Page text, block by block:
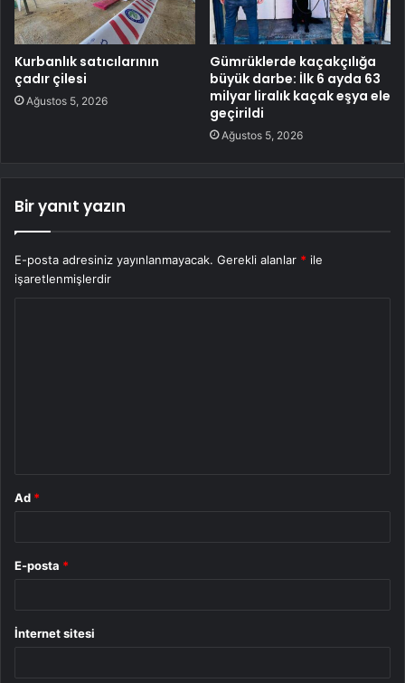
Kurbanlık satıcılarının
çadır çilesi
Ağustos 5, 2026
Gümrüklerde kaçakçılığa
büyük darbe: İlk 6 ayda 63
milyar liralık kaçak eşya ele
geçirildi
Ağustos 5, 2026
Bir yanıt yazın
E-posta adresiniz yayınlanmayacak. Gerekli alanlar * ile
işaretlenmişlerdir
Ad *
E-posta *
İnternet sitesi